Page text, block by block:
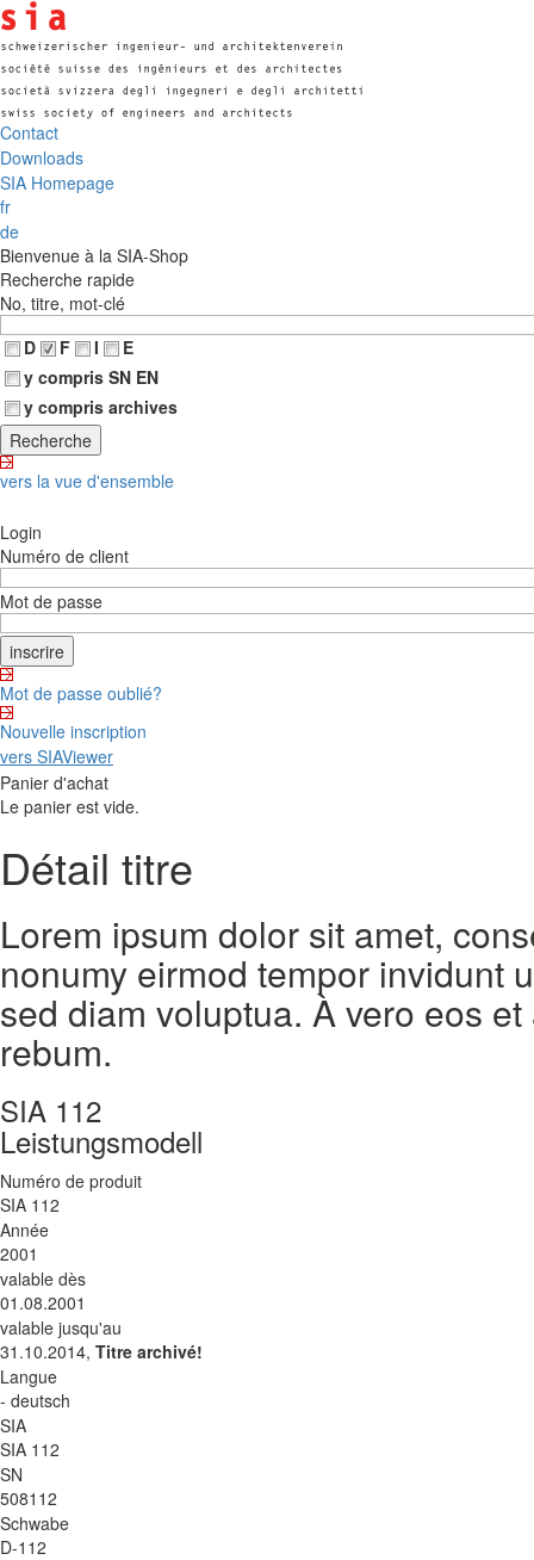
Contact
Downloads
SIA Homepage
fr
de
Bienvenue à la SIA-Shop
Recherche rapide
No, titre, mot-clé
D
F I
E
y compris SN EN
y compris archives
vers la vue d'ensemble
Login
Numéro de client
Mot de passe
Mot de passe oublié?
Nouvelle inscription
vers SIAViewer
Panier d'achat
Le panier est vide.
Détail titre
Lorem ipsum dolor sit amet,
nonumy eirmod tempor invidunt
sed diam voluptua. À vero eos
rebum.
SIA 112
Leistungsmodell
Numéro de produit
SIA 112
Année
2001
valable dès
01.08.2001
valable jusqu'au
31.10.2014, Titre archivé!
Langue
- deutsch
SIA
SIA 112
SN
508112
Schwabe
D-112